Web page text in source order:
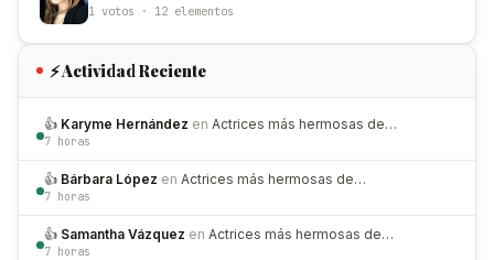
1 votos · 12 elementos
⚡ Actividad Reciente
👍 Karyme Hernández en Actrices más hermosas de…
7 horas
👍 Bárbara López en Actrices más hermosas de…
7 horas
👍 Samantha Vázquez en Actrices más hermosas de…
7 horas